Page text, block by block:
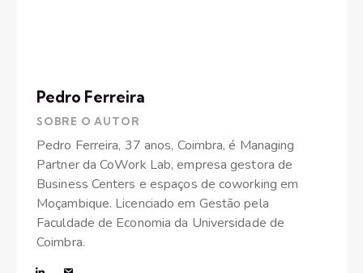
Pedro Ferreira
SOBRE O AUTOR
Pedro Ferreira, 37 anos, Coimbra, é Managing
Partner da CoWork Lab, empresa gestora de
Business Centers e espaços de coworking em
Moçambique. Licenciado em Gestão pela
Faculdade de Economia da Universidade de
Coimbra.